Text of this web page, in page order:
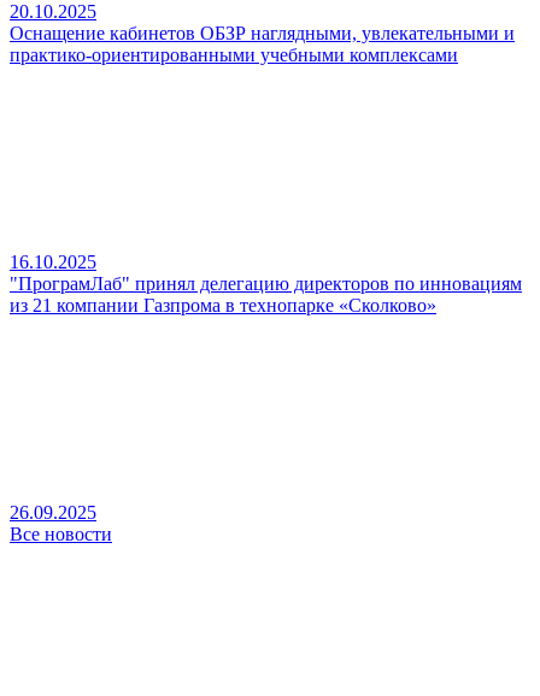
20.10.2025
Оснащение кабинетов ОБЗР наглядными, увлекательными и
практико‑ориентированными учебными комплексами
16.10.2025
"ПрограмЛаб" принял делегацию директоров по инновациям
из 21 компании Газпрома в технопарке «Сколково»
26.09.2025
Все новости